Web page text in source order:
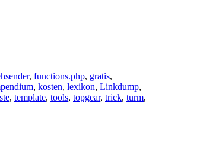
, functions.php, gratis,
, kosten, lexikon, Linkdump,
, template, tools, topgear, trick, turm,